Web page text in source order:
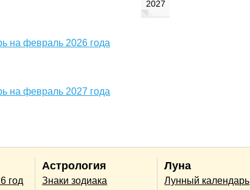
на февраль 2026 года
на февраль 2027 года
год
Астрология
Знаки зодиака
Луна
Лунный календарь